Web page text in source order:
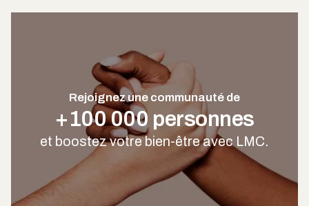
Rejoignez une communauté de
+100 000 personnes
et boostez votre bien-être avec LMC.